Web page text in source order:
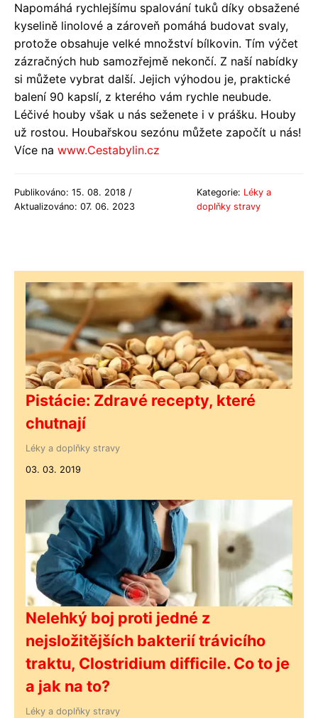
Napomáhá rychlejšímu spalování tuků díky obsažené
kyselině linolové a zároveň pomáhá budovat svaly,
protože obsahuje velké množství bílkovin. Tím výčet
zázračných hub samozřejmě nekončí. Z naší nabídky
si můžete vybrat další. Jejich výhodou je, praktické
balení 90 kapslí, z kterého vám rychle neubude.
Léčivé houby však u nás seženete i v prášku. Houby
už rostou. Houbařskou sezónu můžete započít u nás!
Více na www.Cestabylin.cz
Publikováno: 15. 08. 2018 /
Aktualizováno: 07. 06. 2023
Kategorie: Léky a
doplňky stravy
Pistácie: Zdravé recepty, které
chutnají
Léky a doplňky stravy
03. 03. 2019
Nelehký boj proti jedné z
nejsložitějších bakterií trávicího
traktu, Clostridium difficile. Co to je
a jak na to?
Léky a doplňky stravy